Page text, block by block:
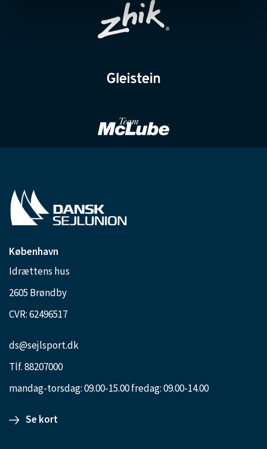
København
Idrættens hus
2605 Brøndby
CVR: 62496517
ds@sejlsport.dk
Tlf. 88207000
mandag-torsdag: 09.00-15.00 fredag: 09.00-14.00
Se kort